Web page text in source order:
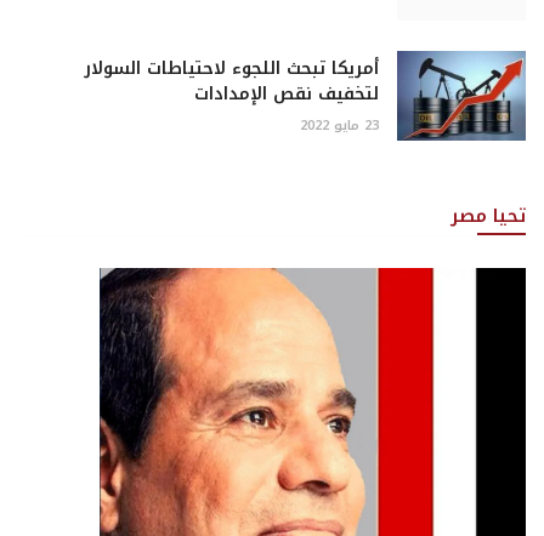
أمريكا تبحث اللجوء لاحتياطات السولار
لتخفيف نقص الإمدادات
23 مايو 2022
تحيا مصر